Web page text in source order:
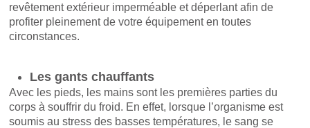
revêtement extérieur imperméable et déperlant afin de
profiter pleinement de votre équipement en toutes
circonstances.
Les gants chauffants
Avec les pieds, les mains sont les premières parties du
corps à souffrir du froid. En effet, lorsque l’organisme est
soumis au stress des basses températures, le sang se